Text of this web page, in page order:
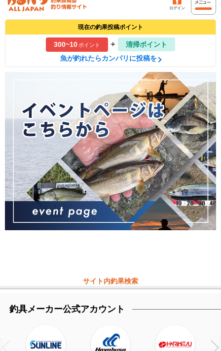
ログイン
現在の釣果投稿ポイント
300~10ポイント +
清掃ポイント
魚が釣れたらカンパリに投稿を
サイト内釣果検索
釣具メーカー公式アカウント